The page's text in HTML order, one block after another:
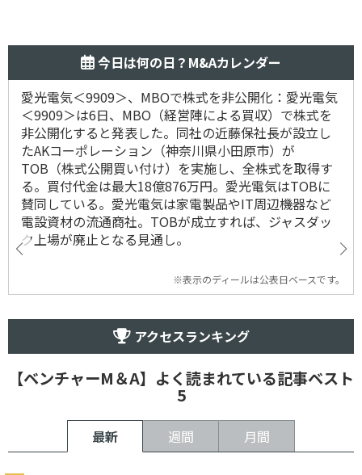
今日は何の日？M&Aカレンダー
愛光電気＜9909＞、MBOで株式を非公開化：愛光電気
＜9909＞は6日、MBO（経営陣による買収）で株式を
非公開化すると発表した。同社の近藤保社長が設立し
たAKコーポレーション（神奈川県小田原市）が
TOB（株式公開買い付け）を実施し、全株式を取得す
る。買付代金は最大18億876万円。愛光電気はTOBに
賛同している。愛光電気は家電製品やIT周辺機器など
電設資材の流通商社。TOBが成立すれば、ジャスダッ
ク上場が廃止となる見通し。
※表示のディールは公表日ベースです。
アクセスランキング
【ベンチャーM＆A】よく読まれている記事ベスト
5
最新 週間 月間